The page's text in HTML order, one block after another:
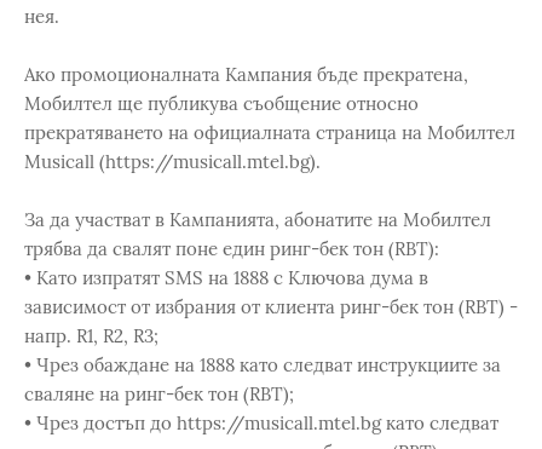
нея.
Ако промоционалната Кампания бъде прекратена,
Мобилтел ще публикува съобщение относно
прекратяването на официалната страница на Мобилтел
Musicall (https://musicall.mtel.bg).
За да участват в Кампанията, абонатите на Мобилтел
трябва да свалят поне един ринг-бек тон (RBT):
• Като изпратят SMS на 1888 с Ключова дума в
зависимост от избрания от клиента ринг-бек тон (RBT) -
напр. R1, R2, R3;
• Чрез обаждане на 1888 като следват инструкциите за
сваляне на ринг-бек тон (RBT);
• Чрез достъп до https://musicall.mtel.bg като следват